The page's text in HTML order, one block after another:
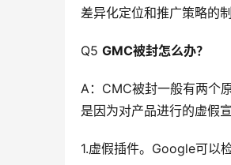
差异化定位和推广策略的
Q5 GMC被封怎么办？
A：CMC被封一般有两个
是因为对产品进行的虚假
1.虚假插件。Google可以